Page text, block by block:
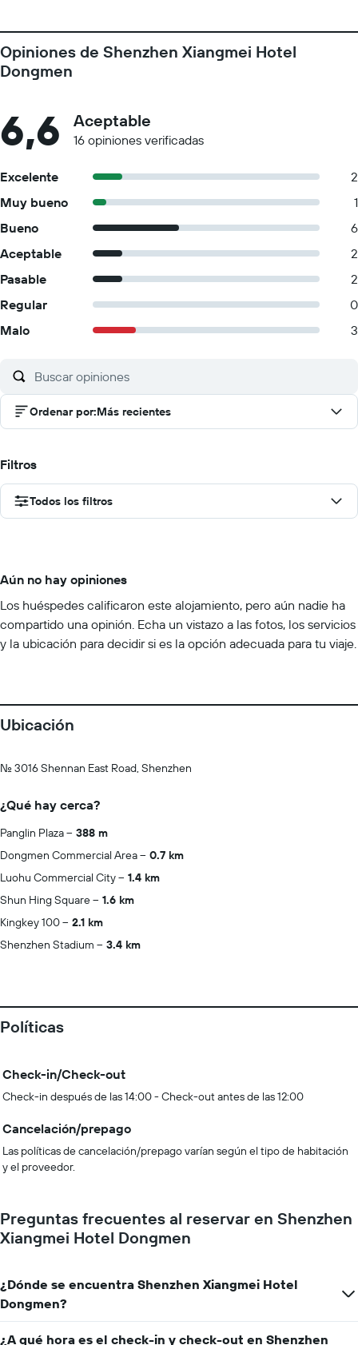
Opiniones de Shenzhen Xiangmei Hotel
Dongmen
6,6 Aceptable
16 opiniones verificadas
Excelente
2
Muy bueno
1
Bueno
6
Aceptable
2
Pasable
2
Regular
0
Malo
3
Ordenar por:Más recientes
Filtros
Todos los filtros
Aún no hay opiniones
Los huéspedes calificaron este alojamiento, pero aún nadie ha
compartido una opinión. Echa un vistazo a las fotos, los servicios
y la ubicación para decidir si es la opción adecuada para tu viaje.
Ubicación
No. 3016 Shennan East Road, Shenzhen
¿Qué hay cerca?
Panglin Plaza
388 m
Dongmen Commercial Area
0.7 km
Luohu Commercial City
1.4 km
Shun Hing Square
1.6 km
Kingkey 100
2.1 km
Shenzhen Stadium
3.4 km
Políticas
Check-in/Check-out
Check-in después de las 14:00 - Check-out antes de las 12:00
Cancelación/prepago
Las políticas de cancelación/prepago varían según el tipo de habitación
y el proveedor.
Preguntas frecuentes al reservar en Shenzhen
Xiangmei Hotel Dongmen
¿Dónde se encuentra Shenzhen Xiangmei Hotel
Dongmen?
¿A qué hora es el check-in y check-out en Shenzhen